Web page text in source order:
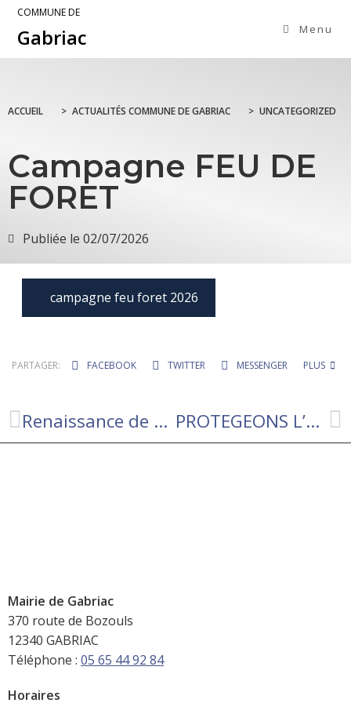
COMMUNE DE
Gabriac Menu
ACCUEIL > ACTUALITÉS COMMUNE DE GABRIAC > UNCATEGORIZED
Campagne FEU DE
FORET
Publiée le 02/07/2026
campagne feu foret 2026
PARTAGER: FACEBOOK TWITTER MESSENGER PLUS
Renaissance de notre patrimoine PROTEGEONS L’EAU AU QUOTIDIEN
Mairie de Gabriac
370 route de Bozouls
12340 GABRIAC
Téléphone : 05 65 44 92 84
Horaires